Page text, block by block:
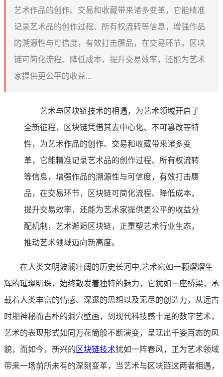
艺术作品的创作、交易和收藏带来诸多变革，它能精准
记录艺术品的创作过程、所有权流转等信息，增强作品
的溯源性与可信度，有效打击赝品，在交易环节，区块
链可简化流程、降低成本，提升交易效率，还能为艺术
家提供更公平的收益...
艺术与区块链技术的相遇，为艺术领域开启了
全新征程，区块链凭借其去中心化、不可篡改等特
性，为艺术作品的创作、交易和收藏带来诸多变
革，它能精准记录艺术品的创作过程、所有权流转
等信息，增强作品的溯源性与可信度，有效打击赝
品，在交易环节，区块链可简化流程、降低成本，
提升交易效率，还能为艺术家提供更公平的收益分
配机制，艺术邂逅区块链，正重塑艺术行业生态，
推动艺术领域迈向新高度。
在人类文明波澜壮阔的历史长河中,艺术宛如一颗熠熠生
辉的璀璨明珠，始终散发着独特的魅力，它犹如一座桥梁，承
载着人类丰富的情感、深邃的思想以及无尽的创造力，从远古
时期神秘而古朴的洞穴壁画，到现代科技感十足的数字艺术，
艺术的表现形式如同万花筒般不断演变，呈现出千姿百态的风
貌，而如今，新兴的 区块链技术犹如一阵春风，正为艺术领域
带来一场前所未有的深刻变革，当艺术与区块链这两者相遇，